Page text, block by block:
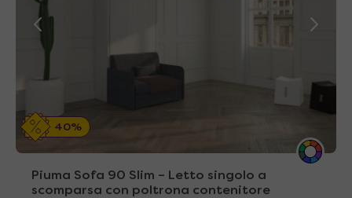
40%
Piuma Sofa 90 Slim – Letto singolo a
scomparsa con poltrona contenitore